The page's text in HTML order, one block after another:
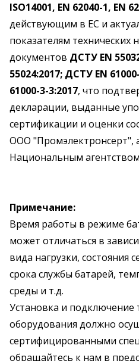
ISO14001, EN 62040-1, EN
действующим в ЕС и
показателям технических
документов ДСТУ EN
55024:2017; ДСТУ EN
61000-3-3:2017, что
декларации, выданные
сертификации и оценки
ООО "Промэлектронсерт",
Национальным
Примечание:
Время работы в режиме
может отличаться в
вида нагрузки, состояния
срока службы батарей,
среды и т.д.
Установка и подключение
оборудования должно
сертифицированными
обращайтесь к нам в